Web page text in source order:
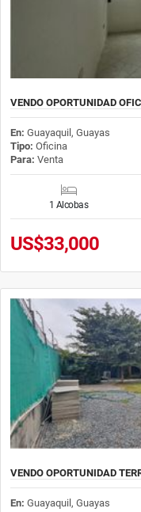
VENDO OPORTUNIDAD
En: Guayaquil, Guayas
Tipo: Oficina
Para: Venta
1 Alcobas
US$33,000
VENDO OPORTUNIDAD
En: Guayaquil, Guayas